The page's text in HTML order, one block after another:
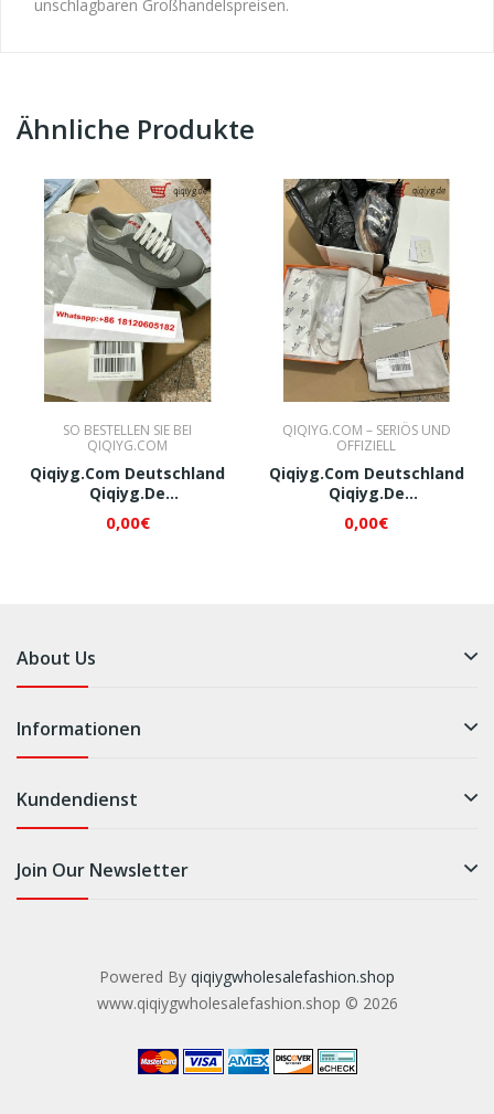
unschlagbaren Großhandelspreisen.
Ähnliche Produkte
SO BESTELLEN SIE BEI
QIQIYG.COM
Qiqiyg.com Deutschland
Qiqiyg.de
QI271
0,00€
QIQIYG.COM – SERIÖS UND
OFFIZIELL
Qiqiyg.com Deutschland
Qiqiyg.de
QI272
0,00€
About Us
Informationen
Kundendienst
Join Our Newsletter
Powered By qiqiygwholesalefashion.shop
www.qiqiygwholesalefashion.shop © 2026